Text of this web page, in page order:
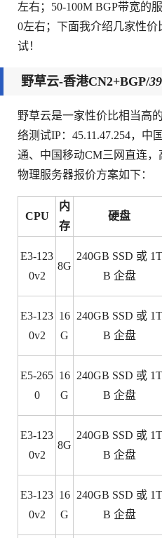
左右；50-100M BGP带宽的
0左右；下面我介绍几家性
试！
野草云-香港CN2+BGP/
野草云是一家性价比相当高
络测试IP：45.11.47.254，中
通、中国移动CM三网直连
物理服务器报价方案如下：
CPU
内
存
硬盘
E3-123
0v2
8G
240GB SSD 或 1T
B 企盘
E3-123
0v2
16
G
240GB SSD 或 1T
B 企盘
E5-265
0
16
G
240GB SSD 或 1T
B 企盘
E3-123
0v2
8G
240GB SSD 或 1T
B 企盘
E3-123
0v2
16
G
240GB SSD 或 1T
B 企盘